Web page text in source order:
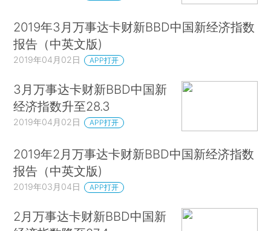
2019年3月万事达卡财新BBD中国新经济指数
报告（中英文版)
2019年04月02日 APP打开
3月万事达卡财新BBD中国新
经济指数升至28.3
2019年04月02日 APP打开
2019年2月万事达卡财新BBD中国新经济指数
报告（中英文版)
2019年03月04日 APP打开
2月万事达卡财新BBD中国新